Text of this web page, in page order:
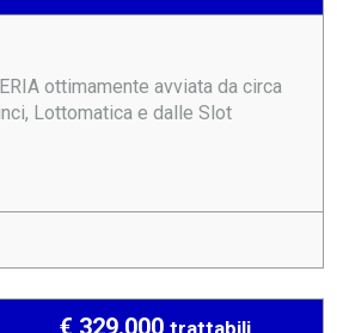
ottimamente avviata da circa
Lottomatica e dalle Slot
€ 329.000